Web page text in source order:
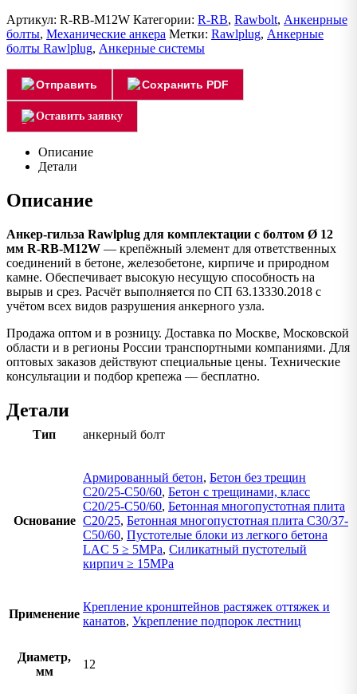
Артикул: R-RB-M12W Категории: R-RB, Rawbolt, Анкенрные
болты, Механические анкера Метки: Rawlplug, Анкерные
болты Rawlplug, Анкерные системы
Отправить Сохранить PDF
Оставить заявку
Описание
Детали
Описание
Анкер-гильза Rawlplug для комплектации с болтом Ø 12
мм R-RB-M12W — крепёжный элемент для ответственных
соединений в бетоне, железобетоне, кирпиче и природном
камне. Обеспечивает высокую несущую способность на
вырыв и срез. Расчёт выполняется по СП 63.13330.2018 с
учётом всех видов разрушения анкерного узла.
Продажа оптом и в розницу. Доставка по Москве, Московской
области и в регионы России транспортными компаниями. Для
оптовых заказов действуют специальные цены. Технические
консультации и подбор крепежа — бесплатно.
Детали
Тип анкерный болт
Основание
Армированный бетон, Бетон без трещин
C20/25-C50/60, Бетон с трещинами, класс
C20/25-C50/60, Бетонная многопустотная плита
C20/25, Бетонная многопустотная плита C30/37-
C50/60, Пустотелые блоки из легкого бетона
LAC 5 ≥ 5MPa, Силикатный пустотелый
кирпич ≥ 15MPa
Применение
Крепление кронштейнов растяжек оттяжек и
канатов, Укрепление подпорок лестниц
Диаметр,
мм
12